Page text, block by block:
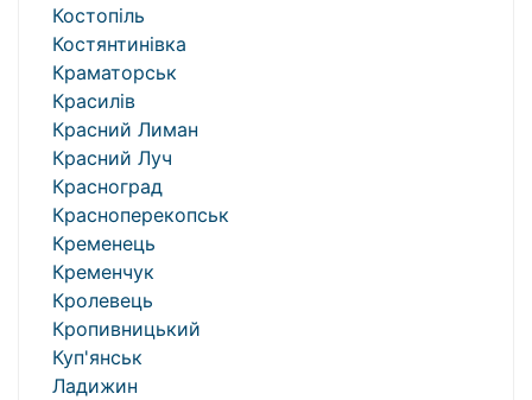
Костопіль
Костянтинівка
Краматорськ
Красилів
Красний Лиман
Красний Луч
Красноград
Красноперекопськ
Кременець
Кременчук
Кролевець
Кропивницький
Куп'янськ
Ладижин